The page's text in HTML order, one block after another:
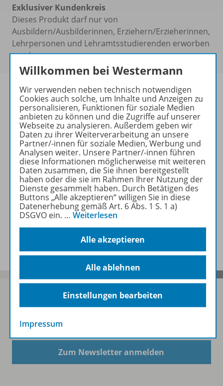
Exklusiver Kundenkreis
Dieses Produkt darf nur von
Ausbildern/Ausbilderinnen, Erziehern/Erzieherinnen,
Lehrpersonen und Lehramtsstudierenden erworben
werden.
Produktinformationen
Beschreibung
Zugehörige Produkte
Veranstaltungen
Sofort profitieren
Zum Newsletter anmelden
Willkommen bei Westermann
Wir verwenden neben technisch notwendigen
Cookies auch solche, um Inhalte und Anzeigen zu
personalisieren, Funktionen für soziale Medien
anbieten zu können und die Zugriffe auf unserer
Webseite zu analysieren. Außerdem geben wir
Daten zu ihrer Weiterverarbeitung an unsere
Partner/-innen für soziale Medien, Werbung und
Analysen weiter. Unsere Partner/-innen führen
diese Informationen möglicherweise mit weiteren
Daten zusammen, die Sie ihnen bereitgestellt
haben oder die sie im Rahmen Ihrer Nutzung der
Dienste gesammelt haben. Durch Betätigen des
Buttons „Alle akzeptieren“ willigen Sie in diese
Datenerhebung gemäß Art. 6 Abs. 1 S. 1 a)
DSGVO ein. … Weiterlesen
Alle akzeptieren
Alle ablehnen
Einstellungen bearbeiten
Impressum